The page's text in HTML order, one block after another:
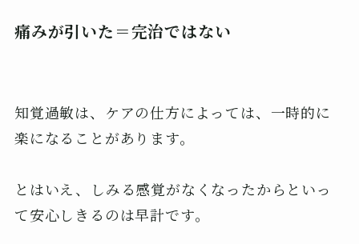
痛みが引いた＝完治ではない
知覚過敏は、ケアの仕方によっては、一時的に
楽になることがあります。
とはいえ、しみる感覚がなくなったからといっ
て安心しきるのは早計です。